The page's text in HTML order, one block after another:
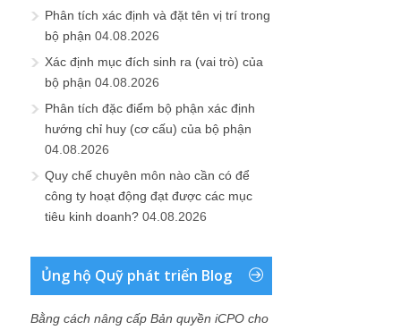
Phân tích xác định và đặt tên vị trí trong
bộ phận 04.08.2026
Xác định mục đích sinh ra (vai trò) của
bộ phận 04.08.2026
Phân tích đặc điểm bộ phận xác định
hướng chỉ huy (cơ cấu) của bộ phận
04.08.2026
Quy chế chuyên môn nào cần có để
công ty hoạt động đạt được các mục
tiêu kinh doanh? 04.08.2026
Ủng hộ Quỹ phát triển Blog
Bằng cách nâng cấp Bản quyền iCPO cho